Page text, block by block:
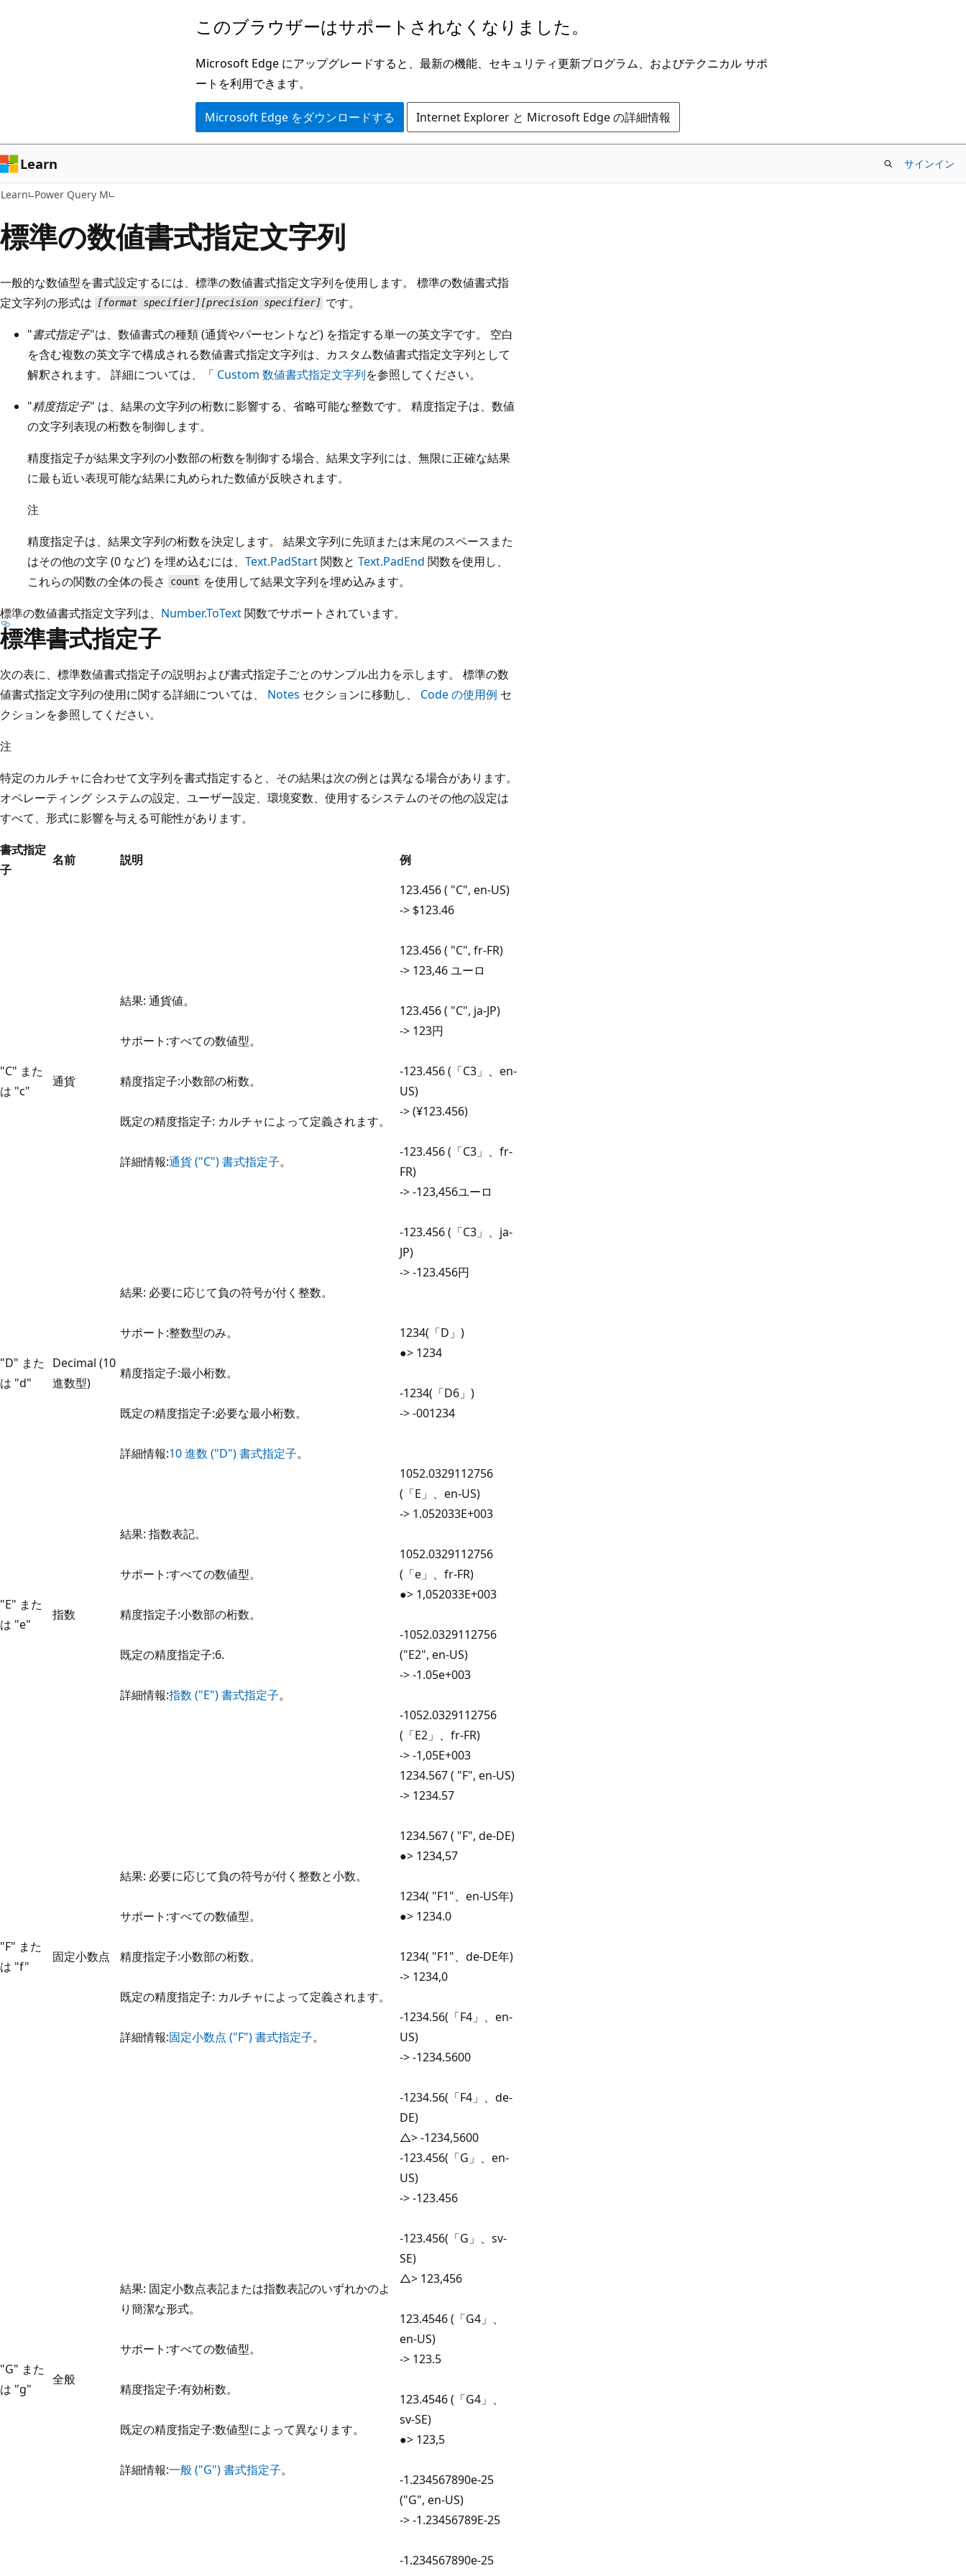
ン
ツ
に
ス
キ
ッ
このブラウザーはサポートされなくなりました。
Microsoft Edge にアップグレードすると、最新の機能、セキュリティ更新プログラム、およびテクニカル サポ
ートを利用できます。
Microsoft Edge をダウンロードする Internet Explorer と Microsoft Edge の詳細情報
Learn サインイン
Learn Power Query M
標準の数値書式指定文字列
一般的な数値型を書式設定するには、標準の数値書式指定文字列を使用します。 標準の数値書式指
定文字列の形式は
[format specifier][precision specifier] です。
"書式指定子"は、数値書式の種類 (通貨やパーセントなど) を指定する単一の英文字です。 空白
を含む複数の英文字で構成される数値書式指定文字列は、カスタム数値書式指定文字列として
解釈されます。 詳細については、「 Custom 数値書式指定文字列を参照してください。
"精度指定子" は、結果の文字列の桁数に影響する、省略可能な整数です。 精度指定子は、数値
の文字列表現の桁数を制御します。
精度指定子が結果文字列の小数部の桁数を制御する場合、結果文字列には、無限に正確な結果
に最も近い表現可能な結果に丸められた数値が反映されます。
注
精度指定子は、結果文字列の桁数を決定します。 結果文字列に先頭または末尾のスペースまた
はその他の文字 (0 など) を埋め込むには、 Text.PadStart関数と Text.PadEnd 関数を使用し、
これらの関数の全体の長さ
count を使用して結果文字列を埋め込みます。
標準の数値書式指定文字列は、 Number.ToText関数でサポートされています。
標準書式指定子
次の表に、標準数値書式指定子の説明および書式指定子ごとのサンプル出力を示します。 標準の数
値書式指定文字列の使用に関する詳細については、 Notes セクションに移動し、 Code の使用例 セ
クションを参照してください。
注
特定のカルチャに合わせて文字列を書式指定すると、その結果は次の例とは異なる場合があります。
オペレーティング システムの設定、ユーザー設定、環境変数、使用するシステムのその他の設定は
すべて、形式に影響を与える可能性があります。
書式指定
子
名前 説明 例
"C" また
は "c"
通貨
結果: 通貨値。
サポート:すべての数値型。
精度指定子:小数部の桁数。
既定の精度指定子: カルチャによって定義されます。
詳細情報:通貨 ("C") 書式指定子。
123.456 ( "C", en-US)
-> $123.46
123.456 ( "C", fr-FR)
-> 123,46 ユーロ
123.456 ( "C", ja-JP)
-> 123円
-123.456 (「C3」、en-
US)
-> (¥123.456)
-123.456 (「C3」、fr-
FR)
-> -123,456ユーロ
-123.456 (「C3」、ja-
JP)
-> -123.456円
"D" また
は "d"
Decimal (10
進数型)
結果: 必要に応じて負の符号が付く整数。
サポート:整数型のみ。
精度指定子:最小桁数。
既定の精度指定子:必要な最小桁数。
詳細情報:10 進数 ("D") 書式指定子。
1234(「D」)
●> 1234
-1234(「D6」)
-> -001234
"E" また
は "e"
指数
結果: 指数表記。
サポート:すべての数値型。
精度指定子:小数部の桁数。
既定の精度指定子:6.
詳細情報:指数 ("E") 書式指定子。
1052.0329112756
(「E」、en-US)
-> 1.052033E+003
1052.0329112756
(「e」、fr-FR)
●> 1,052033E+003
-1052.0329112756
("E2", en-US)
-> -1.05e+003
-1052.0329112756
(「E2」、fr-FR)
-> -1,05E+003
"F" また
は "f"
固定小数点
結果: 必要に応じて負の符号が付く整数と小数。
サポート:すべての数値型。
精度指定子:小数部の桁数。
既定の精度指定子: カルチャによって定義されます。
詳細情報:固定小数点 ("F") 書式指定子。
1234.567 ( "F", en-US)
-> 1234.57
1234.567 ( "F", de-DE)
●> 1234,57
1234( "F1"、en-US年)
●> 1234.0
1234( "F1"、de-DE年)
-> 1234,0
-1234.56(「F4」、en-
US)
-> -1234.5600
-1234.56(「F4」、de-
DE)
△> -1234,5600
"G" また
は "g"
全般
結果: 固定小数点表記または指数表記のいずれかのよ
り簡潔な形式。
サポート:すべての数値型。
精度指定子:有効桁数。
既定の精度指定子:数値型によって異なります。
詳細情報:一般 ("G") 書式指定子。
-123.456(「G」、en-
US)
-> -123.456
-123.456(「G」、sv-
SE)
△> 123,456
123.4546 (「G4」、
en-US)
-> 123.5
123.4546 (「G4」、
sv-SE)
●> 123,5
-1.234567890e-25
("G", en-US)
-> -1.23456789E-25
-1.234567890e-25